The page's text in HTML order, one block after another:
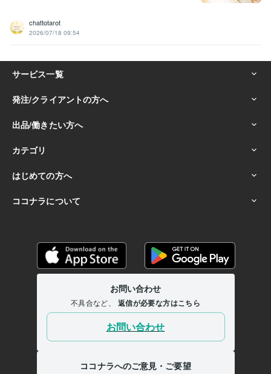
chattotarot
2026/07/18 09:54